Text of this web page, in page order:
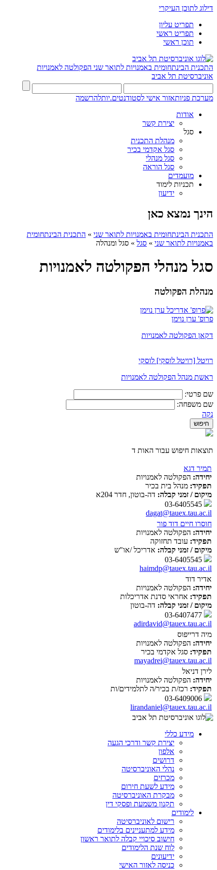
דילוג לתוכן העיקרי
תפריט עליון
תפריט ראשי
תוכן ראשי
התכנית הבינתחומית באמנויות לתואר שני הפקולטה לאמנויות
אוניברסיטת תל אביב
מערכת פניותאזור אישי לסטודנטים.יותלהרשמה
אודות
יצירת קשר
סגל
מנהלת התכנית
סגל אקדמי בכיר
סגל מנהלי
סגל הוראה
מועמדים
תכניות לימוד
ידיעון
הינך נמצא כאן
התכנית הבינתחומית באמנויות לתואר שני » התכנית הבינתחומית
באמנויות לתואר שני » סגל » סגל ומנהלה
סגל מנהלי הפקולטה לאמנויות
מנהלת הפקולטה
פרופ' ערן נוימן
דקאן הפקולטה לאמנויות
רויטל [רויטל לוסקי] לוסקי
ראשת מנהל הפקולטה לאמנויות
שם פרטי:
שם משפחה:
נקה
תוצאות חיפוש עבור האות ד
תמיר דגא
יחידה: הפקולטה לאמנויות
תפקיד: מנהל בית בכיר
מיקום / זמני קבלה: דה-בוטון, חדר 204א
dagat@tauex.tau.ac.il
חוסרו חיים דוד פור
יחידה: הפקולטה לאמנויות
תפקיד: עובד תחזוקה
מיקום / זמני קבלה: אדריכל /או"ש
haimdp@tauex.tau.ac.il
אדיר דוד
יחידה: הפקולטה לאמנויות
תפקיד: אחראי סדנת אדריכלות
מיקום / זמני קבלה: דה-בוטון
adirdavid@tauex.tau.ac.il
מיה דרייפוס
יחידה: הפקולטה לאמנויות
תפקיד: סגל אקדמי בכיר
mayadrei@tauex.tau.ac.il
לירן דניאל
יחידה: הפקולטה לאמנויות
תפקיד: רכז/ת בכיר/ה לתלמידים/ות
lirandaniel@tauex.tau.ac.il
מידע כללי
יצירת קשר ודרכי הגעה
אלפון
דרושים
נהלי האוניברסיטה
מכרזים
מידע לשעת חירום
מבקרת האוניברסיטה
תקנון משמעת ופסקי דין
לימודים
רישום לאוניברסיטה
מידע למתעניינים בלימודים
חישוב סיכויי קבלה לתואר ראשון
לוח שנת הלימודים
ידיעונים
כניסה לאזור האישי